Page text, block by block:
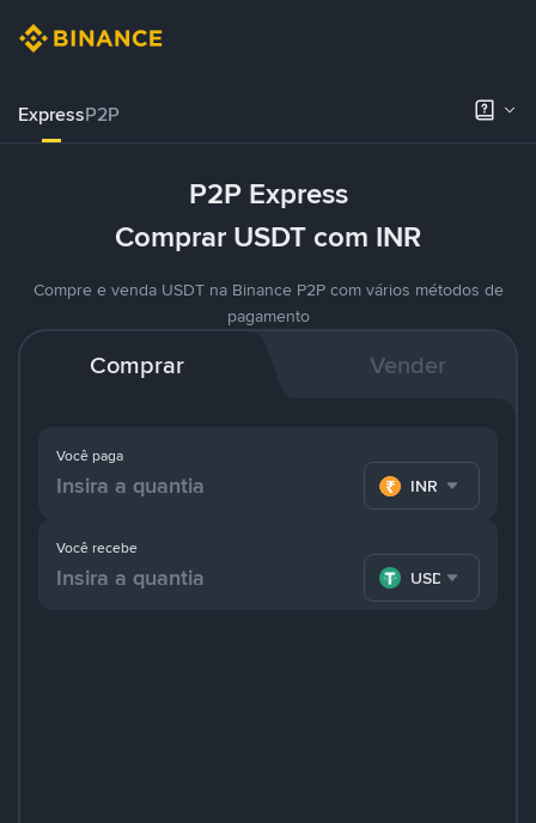
ExpressP2P
P2P Express
Comprar USDT com INR
Compre e venda USDT na Binance P2P com vários métodos de
pagamento
Comprar Vender
Você paga
INR
Você recebe
USDT